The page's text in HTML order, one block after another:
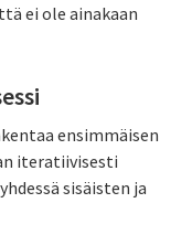
ei ole ainakaan
ensimmäisen
iteratiivisesti
sisäisten ja